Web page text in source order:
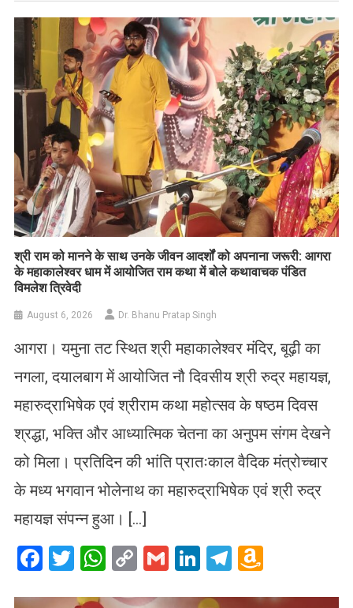
​श्री राम को मानने के साथ उनके जीवन आदर्शों को अपनाना जरूरी: आगरा
के महाकालेश्वर धाम में आयोजित राम कथा में बोले कथावाचक पंडित
विमलेश त्रिवेदी
August 6, 2026 Dr. Bhanu Pratap Singh
आगरा। यमुना तट स्थित श्री महाकालेश्वर मंदिर, बूढ़ी का
नगला, दयालबाग में आयोजित नौ दिवसीय श्री रुद्र महायज्ञ,
महारुद्राभिषेक एवं श्रीराम कथा महोत्सव के षष्ठम दिवस
श्रद्धा, भक्ति और आध्यात्मिक चेतना का अनुपम संगम देखने
को मिला। प्रतिदिन की भांति प्रातःकाल वैदिक मंत्रोच्चार
के मध्य भगवान भोलेनाथ का महारुद्राभिषेक एवं श्री रुद्र
महायज्ञ संपन्न हुआ। […]
Facebook
Twitter
WhatsApp
CopyGmailLinkedIn
Telegram